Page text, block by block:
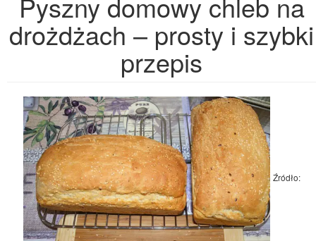
drożdżach – prosty i szybki
przepis
Źródło: